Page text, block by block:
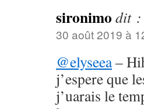
sironimo dit :
30 août 2019 à
@elyseea–
j’espere que
j’uarais le